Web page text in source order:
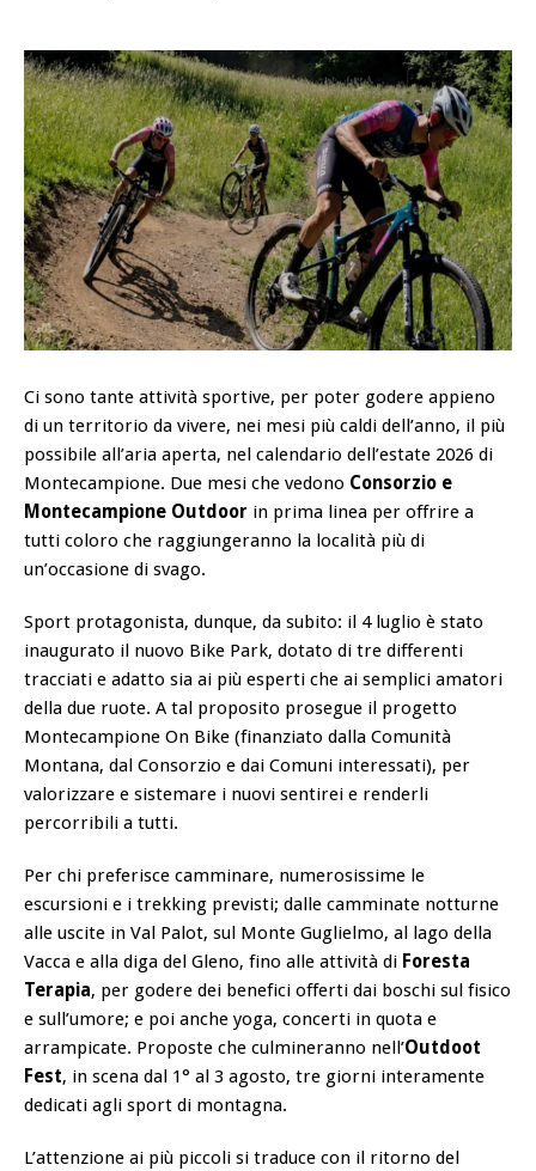
Ci sono tante attività sportive, per poter godere appieno
di un territorio da vivere, nei mesi più caldi dell’anno, il più
possibile all’aria aperta, nel calendario dell’estate 2026 di
Montecampione. Due mesi che vedono Consorzio e
Montecampione Outdoor in prima linea per offrire a
tutti coloro che raggiungeranno la località più di
un’occasione di svago.
Sport protagonista, dunque, da subito: il 4 luglio è stato
inaugurato il nuovo Bike Park, dotato di tre differenti
tracciati e adatto sia ai più esperti che ai semplici amatori
della due ruote. A tal proposito prosegue il progetto
Montecampione On Bike (finanziato dalla Comunità
Montana, dal Consorzio e dai Comuni interessati), per
valorizzare e sistemare i nuovi sentirei e renderli
percorribili a tutti.
Per chi preferisce camminare, numerosissime le
escursioni e i trekking previsti; dalle camminate notturne
alle uscite in Val Palot, sul Monte Guglielmo, al lago della
Vacca e alla diga del Gleno, fino alle attività di Foresta
Terapia, per godere dei benefici offerti dai boschi sul fisico
e sull’umore; e poi anche yoga, concerti in quota e
arrampicate. Proposte che culmineranno nell’Outdoot
Fest, in scena dal 1° al 3 agosto, tre giorni interamente
dedicati agli sport di montagna.
L’attenzione ai più piccoli si traduce con il ritorno del